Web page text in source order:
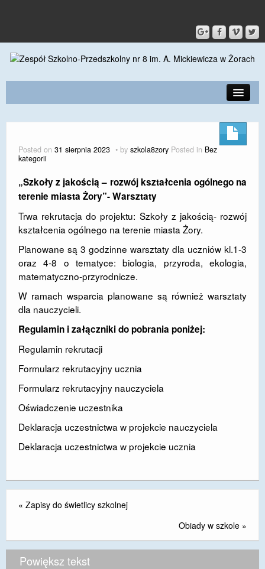
KONTAKT
DLA RODZICÓW I UCZNIÓW
DLA PRACOWNIKÓW
GALERIA
SPORT
DOSTĘPNOŚĆ
POLITYKA PRYWATNOŚCI
RODO
EGZAMIN ÓSMOKLASISTY
STANDARDY OCHRONY MAŁOLETNICH
KSZTAŁCENIA OGÓLNEGO NA TERENIE MIASTA
ŻORY”
REKRUTACJA 2026/2027
Posted on 31 sierpnia 2023 by szkola8zory Posted in Bez
kategorii
„Szkoły z jakością – rozwój kształcenia ogólnego na
terenie miasta Żory”- Warsztaty
Trwa rekrutacja do projektu: Szkoły z jakością- rozwój
kształcenia ogólnego na terenie miasta Żory.
Planowane są 3 godzinne warsztaty dla uczniów kl.1-3
oraz 4-8 o tematyce: biologia, przyroda, ekologia,
matematyczno-przyrodnicze.
W ramach wsparcia planowane są również warsztaty
dla nauczycieli.
Regulamin i załączniki do pobrania poniżej:
Regulamin rekrutacji
Formularz rekrutacyjny ucznia
Formularz rekrutacyjny nauczyciela
Oświadczenie uczestnika
Deklaracja uczestnictwa w projekcie nauczyciela
Deklaracja uczestnictwa w projekcie ucznia
« Zapisy do świetlicy szkolnej
Obiady w szkole »
Powiększ tekst